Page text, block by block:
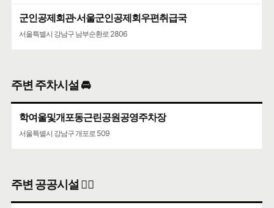
군인공제회관·서울군인공제회우편취급국
서울특별시 강남구 남부순환로 2806
주변 주차시설 🚘
학여울및개포동근린공원공영주차장
서울특별시 강남구 개포로 509
주변 공공시설 👨‍✈️